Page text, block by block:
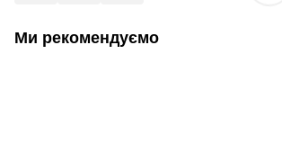
Ми рекомендуємо